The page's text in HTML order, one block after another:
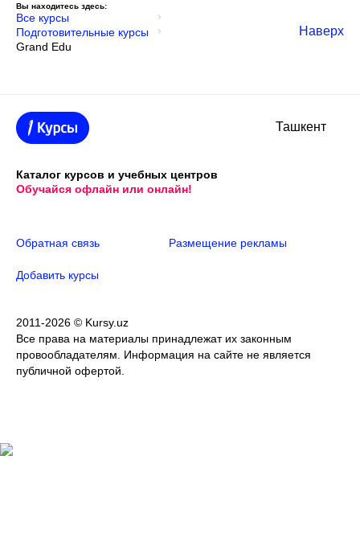
Вы находитесь здесь:
Все курсы
Подготовительные курсы
Grand Edu
Наверх
Ташкент
Каталог курсов и учебных центров
Обучайся офлайн или онлайн!
Обратная связь Размещение рекламы
Добавить курсы
2011-2026 © Kursy.uz
Все права на материалы принадлежат их законным
провообладателям. Информация на сайте не является
публичной офертой.